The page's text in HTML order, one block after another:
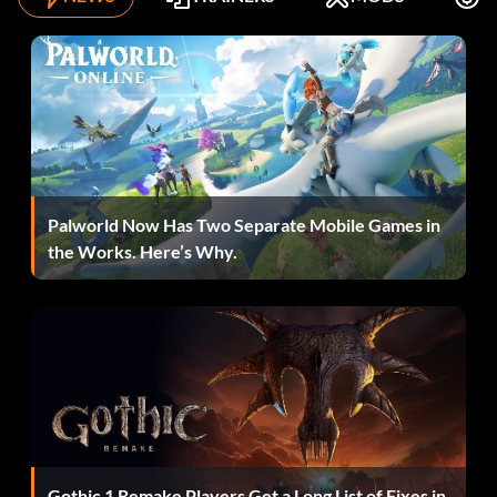
Eiserne Faust 15 Punkte: Zerstören Sie alle Türme und
Bunker in "Blut und Eisen". Solo oder Koop
Keine Rückkehr 30 Punkte: Schließe 'Ring aus Stahl' auf
dem Schwierigkeitsgrad Veteran ab. Nur Solo
Rücksichtslos 15 Punkte: Töten Sie 15 Feinde, während Sie
auf einem Panzer in 'Ring of Steel' sitzen. Solo oder Koop
Wenn es regnet, schüttet es 30 Punkte: Schließe
'Zwangsräumung' auf dem Schwierigkeitsgrad 'Veteran' ab.
Schuss im Dunkeln 10 Punkte: Töte 10 Feinde, während die
Lichter in der U-Bahn in 'Räumung' aus sind. Solo oder
Koop
Ein böser Gato 30 Punkte: Schließe 'Black Cats' im
Palworld Now Has Two Separate Mobile Games in
the Works. Here’s Why.